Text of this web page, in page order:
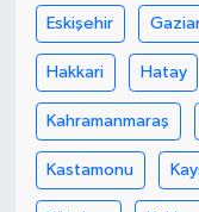
Eskişehir
Hakkari Hatay
Kahramanmaraş
Kastamonu